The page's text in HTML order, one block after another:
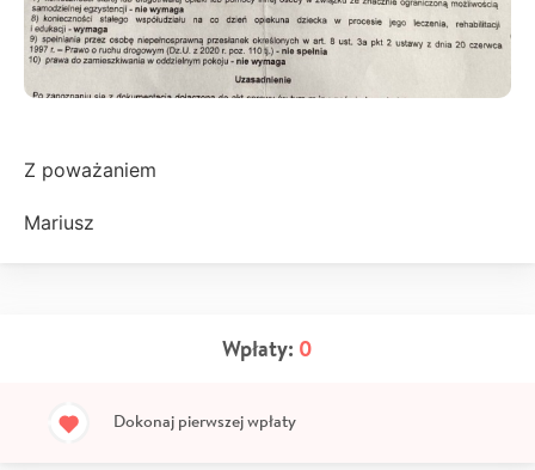
Z poważaniem
Mariusz
Wpłaty: 0
Dokonaj pierwszej wpłaty